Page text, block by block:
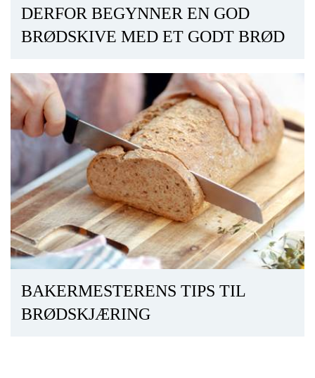
DERFOR BEGYNNER EN GOD
BRØDSKIVE MED ET GODT BRØD
BAKERMESTERENS TIPS TIL
BRØDSKJÆRING